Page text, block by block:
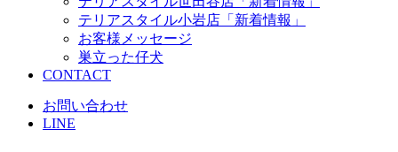
テリアスタイル小岩店「新着情報」
お客様メッセージ
巣立った仔犬
CONTACT
お問い合わせ
LINE